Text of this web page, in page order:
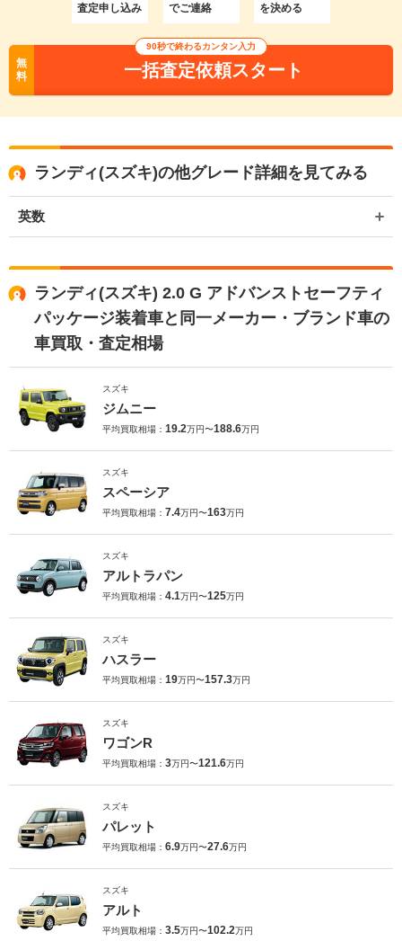
査定申し込み
でご連絡
を決める
無
料
90秒で終わるカンタン入力
一括査定依頼スタート
ランディ(スズキ)の他グレード詳細を見てみる
英数
ランディ(スズキ) 2.0 G アドバンストセーフティ
パッケージ装着車と同一メーカー・ブランド車の
車買取・査定相場
スズキ
ジムニー
平均買取相場： 19.2万円〜188.6万円
スズキ
スペーシア
平均買取相場： 7.4万円〜163万円
スズキ
アルトラパン
平均買取相場： 4.1万円〜125万円
スズキ
ハスラー
平均買取相場： 19万円〜157.3万円
スズキ
ワゴンR
平均買取相場： 3万円〜121.6万円
スズキ
パレット
平均買取相場： 6.9万円〜27.6万円
スズキ
アルト
平均買取相場： 3.5万円〜102.2万円